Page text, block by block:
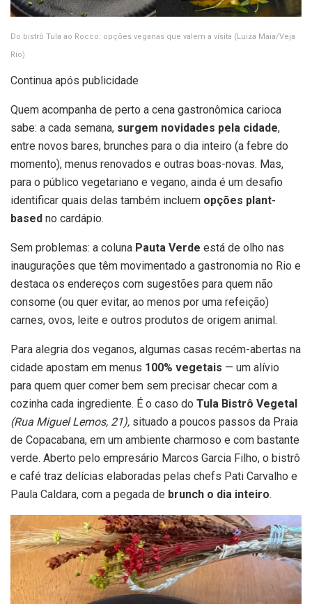
Do bistrô Tula ao Rocco: opções veganas que valem a visita (Luiza Maia/Veja
Rio)
Continua após publicidade
Quem acompanha de perto a cena gastronômica carioca
sabe: a cada semana, surgem novidades pela cidade,
entre novos bares, brunches para o dia inteiro (a febre do
momento), menus renovados e outras boas-novas. Mas,
para o público vegetariano e vegano, ainda é um desafio
identificar quais delas também incluem opções plant-
based no cardápio.
Sem problemas: a coluna Pauta Verde está de olho nas
inaugurações que têm movimentado a gastronomia no Rio e
destaca os endereços com sugestões para quem não
consome (ou quer evitar, ao menos por uma refeição)
carnes, ovos, leite e outros produtos de origem animal.
Para alegria dos veganos, algumas casas recém-abertas na
cidade apostam em menus 100% vegetais — um alívio
para quem quer comer bem sem precisar checar com a
cozinha cada ingrediente. É o caso do Tula Bistrô Vegetal
(Rua Miguel Lemos, 21), situado a poucos passos da Praia
de Copacabana, em um ambiente charmoso e com bastante
verde. Aberto pelo empresário Marcos Garcia Filho, o bistrô
e café traz delícias elaboradas pelas chefs Pati Carvalho e
Paula Caldara, com a pegada de brunch o dia inteiro.